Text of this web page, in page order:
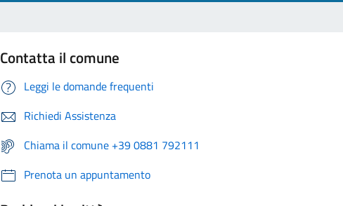
Contatta il comune
Leggi le domande frequenti
Richiedi Assistenza
Chiama il comune +39 0881 792111
Prenota un appuntamento